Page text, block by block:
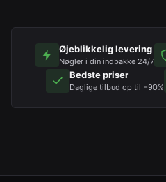
Øjeblikkelig levering
Nøgler i din indbakke 24/7
Bedste priser
Daglige tilbud op til −90%